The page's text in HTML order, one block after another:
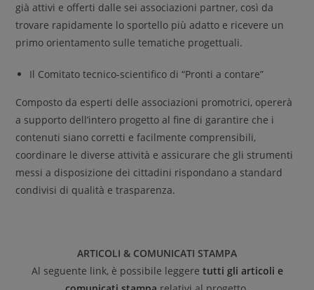
già attivi e offerti dalle sei associazioni partner, così da
trovare rapidamente lo sportello più adatto e ricevere un
primo orientamento sulle tematiche progettuali.
Il Comitato tecnico-scientifico di “Pronti a contare”
Composto da esperti delle associazioni promotrici, opererà
a supporto dell’intero progetto al fine di garantire che i
contenuti siano corretti e facilmente comprensibili,
coordinare le diverse attività e assicurare che gli strumenti
messi a disposizione dei cittadini rispondano a standard
condivisi di qualità e trasparenza.
ARTICOLI & COMUNICATI STAMPA
Al seguente link, è possibile leggere tutti gli articoli e